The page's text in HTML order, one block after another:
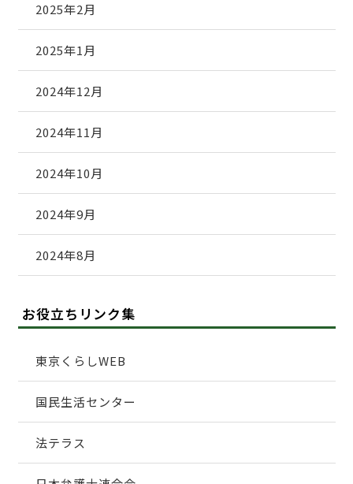
2025年2月
2025年1月
2024年12月
2024年11月
2024年10月
2024年9月
2024年8月
お役立ちリンク集
東京くらしWEB
国民生活センター
法テラス